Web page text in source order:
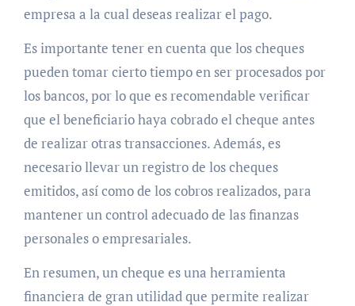
empresa a la cual deseas realizar el pago.
Es importante tener en cuenta que los cheques
pueden tomar cierto tiempo en ser procesados por
los bancos, por lo que es recomendable verificar
que el beneficiario haya cobrado el cheque antes
de realizar otras transacciones. Además, es
necesario llevar un registro de los cheques
emitidos, así como de los cobros realizados, para
mantener un control adecuado de las finanzas
personales o empresariales.
En resumen, un cheque es una herramienta
financiera de gran utilidad que permite realizar